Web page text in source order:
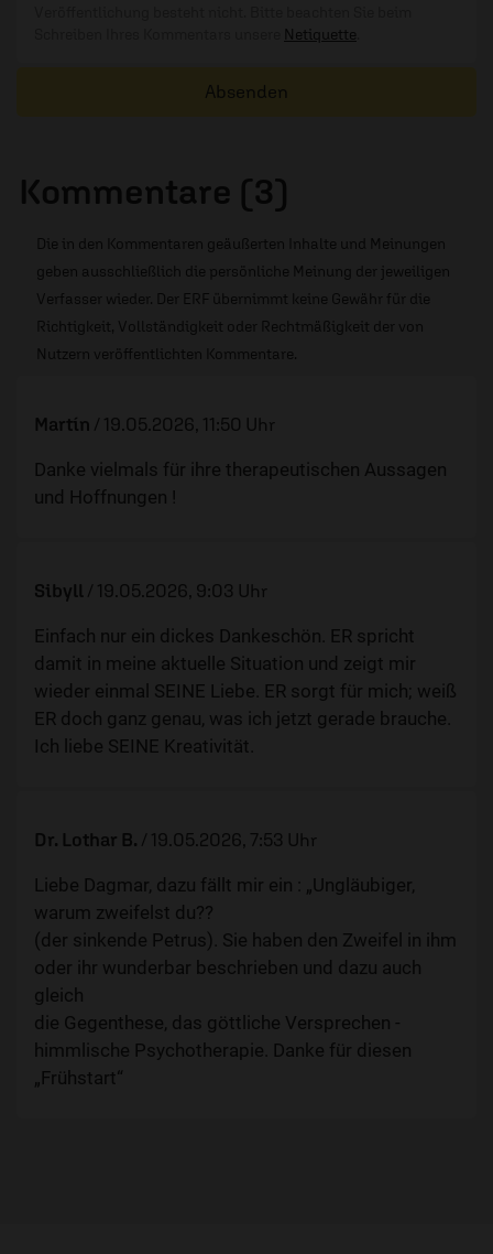
Netiquette
Absenden
Kommentare (3)
Die in den Kommentaren geäußerten Inhalte und Meinungen
geben ausschließlich die persönliche Meinung der jeweiligen
Verfasser wieder. Der ERF übernimmt keine Gewähr für die
Richtigkeit, Vollständigkeit oder Rechtmäßigkeit der von
Nutzern veröffentlichten Kommentare.
Martín / 19.05.2026, 11:50 Uhr
Danke vielmals für ihre therapeutischen Aussagen
und Hoffnungen !
Sibyll / 19.05.2026, 9:03 Uhr
Einfach nur ein dickes Dankeschön. ER spricht
damit in meine aktuelle Situation und zeigt mir
wieder einmal SEINE Liebe. ER sorgt für mich; weiß
ER doch ganz genau, was ich jetzt gerade brauche.
Ich liebe SEINE Kreativität.
Dr. Lothar B. / 19.05.2026, 7:53 Uhr
Liebe Dagmar, dazu fällt mir ein : „Ungläubiger,
warum zweifelst du??
(der sinkende Petrus). Sie haben den Zweifel in ihm
oder ihr wunderbar beschrieben und dazu auch
gleich
die Gegenthese, das göttliche Versprechen -
himmlische Psychotherapie. Danke für diesen
„Frühstart“